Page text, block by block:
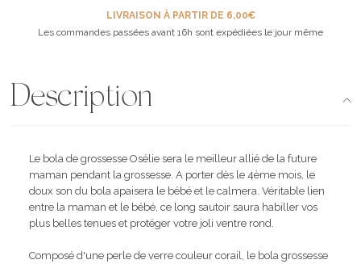
LIVRAISON À PARTIR DE 6,00€
Les commandes passées avant 16h sont expédiées le jour même
Description
Le bola de grossesse Osélie sera le meilleur allié de la future
maman pendant la grossesse. A porter dès le 4ème mois, le
doux son du bola apaisera le bébé et le calmera. Véritable lien
entre la maman et le bébé, ce long sautoir saura habiller vos
plus belles tenues et protéger votre joli ventre rond.
Composé d'une perle de verre couleur corail, le bola grossesse